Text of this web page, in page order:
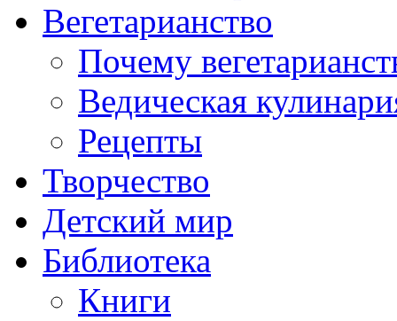
Вегетарианство
Почему
Ведическая
Рецепты
Творчество
Детский мир
Библиотека
Книги